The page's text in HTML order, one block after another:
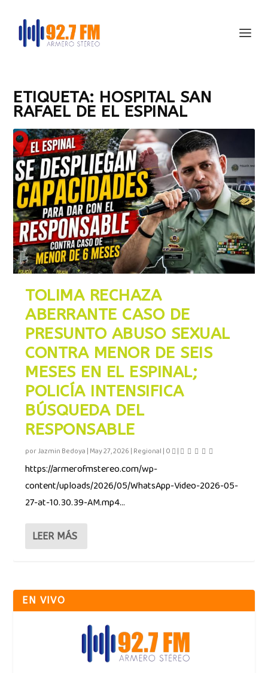
ETIQUETA: HOSPITAL SAN
RAFAEL DE EL ESPINAL
TOLIMA RECHAZA
ABERRANTE CASO DE
PRESUNTO ABUSO SEXUAL
CONTRA MENOR DE SEIS
MESES EN EL ESPINAL;
POLICÍA INTENSIFICA
BÚSQUEDA DEL
RESPONSABLE
porJazmin Bedoya | May 27, 2026 | Regional | 0 |
https://armerofmstereo.com/wp-
content/uploads/2026/05/WhatsApp-Video-2026-05-
27-at-10.30.39-AM.mp4...
LEER MÁS
EN VIVO